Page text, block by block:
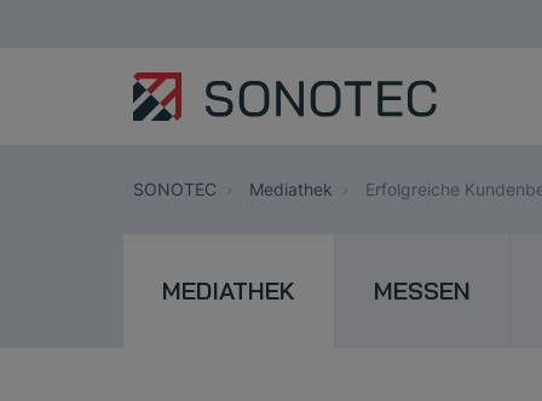
SONOTEC Mediathek Erfolgreiche
MEDIATHEK MESSEN